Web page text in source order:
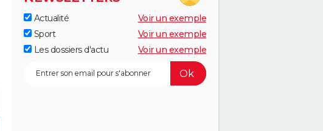
Actualité
Voir un exemple
Sport
Voir un exemple
Les dossiers d'actu
Voir un exemple